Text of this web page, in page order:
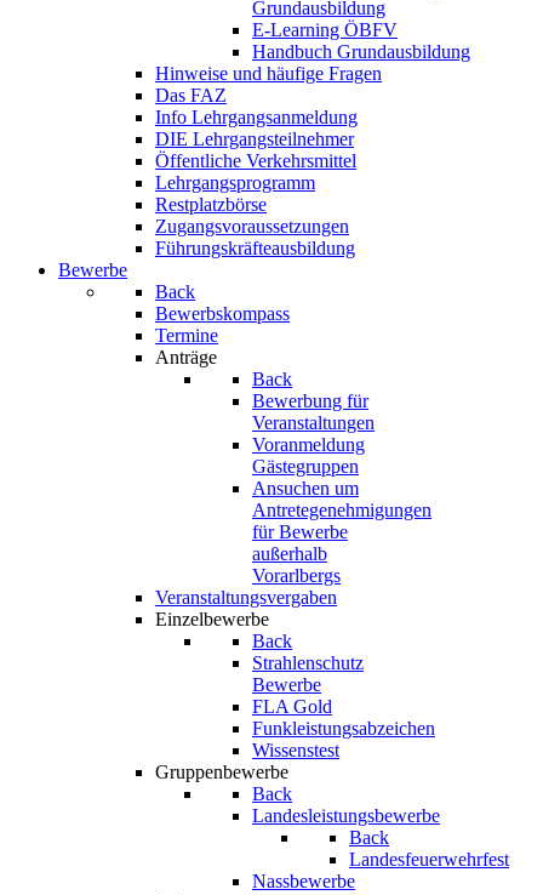
Grundausbildung
E-Learning ÖBFV
Handbuch Grundausbildung
Hinweise und häufige Fragen
Das FAZ
Info Lehrgangsanmeldung
DIE Lehrgangsteilnehmer
Öffentliche Verkehrsmittel
Lehrgangsprogramm
Restplatzbörse
Zugangsvoraussetzungen
Führungskräfteausbildung
Bewerbe
Back
Bewerbskompass
Termine
Anträge
Back
Bewerbung für
Veranstaltungen
Voranmeldung
Gästegruppen
Ansuchen um
Antretegenehmigungen
für Bewerbe
außerhalb
Vorarlbergs
Veranstaltungsvergaben
Einzelbewerbe
Back
Strahlenschutz
Bewerbe
FLA Gold
Funkleistungsabzeichen
Wissenstest
Gruppenbewerbe
Back
Landesleistungsbewerbe
Back
Landesfeuerwehrfest
Nassbewerbe